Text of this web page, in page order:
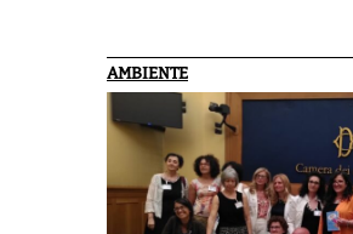
millilitro, ovvero il limite
Academies of Sciences
dal protocollo della
valore di riferimento. Lo fa
che chiede di estendere i
AMBIENTE